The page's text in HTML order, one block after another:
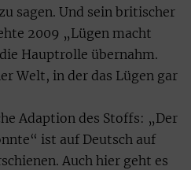
sagen. Und sein britischer
2009 „Lügen macht
Hauptrolle übernahm.
Welt, in der das Lügen gar
Adaption des Stoffs: „Der
ist auf Deutsch auf
Auch hier geht es